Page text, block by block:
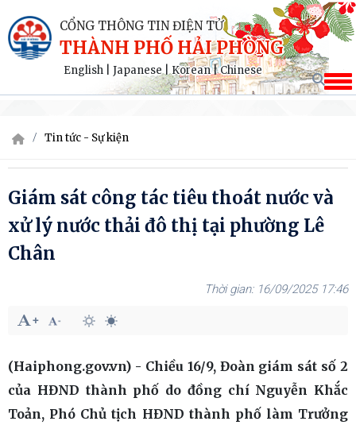
CỔNG THÔNG TIN ĐIỆN TỬ
THÀNH PHỐ HẢI PHÒNG
English Japanese|Korean|Chinese
Tin tức - Sự kiện
Giám sát công tác tiêu thoát nước và
xử lý nước thải đô thị tại phường Lê
Chân
16/09/2025 17:46
(Haiphong.gov.vn) - Chiều 16/9, Đoàn giám sát số 2
của HĐND thành phố do đồng chí Nguyễn Khắc
Toản, Phó Chủ tịch HĐND thành phố làm Trưởng